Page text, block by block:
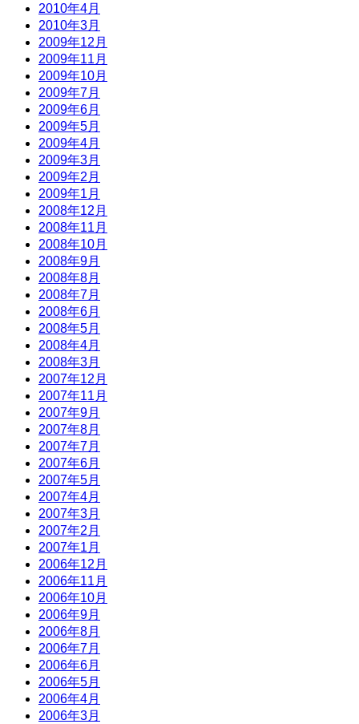
2010年4月
2010年3月
2009年12月
2009年11月
2009年10月
2009年7月
2009年6月
2009年5月
2009年4月
2009年3月
2009年2月
2009年1月
2008年12月
2008年11月
2008年10月
2008年9月
2008年8月
2008年7月
2008年6月
2008年5月
2008年4月
2008年3月
2007年12月
2007年11月
2007年9月
2007年8月
2007年7月
2007年6月
2007年5月
2007年4月
2007年3月
2007年2月
2007年1月
2006年12月
2006年11月
2006年10月
2006年9月
2006年8月
2006年7月
2006年6月
2006年5月
2006年4月
2006年3月